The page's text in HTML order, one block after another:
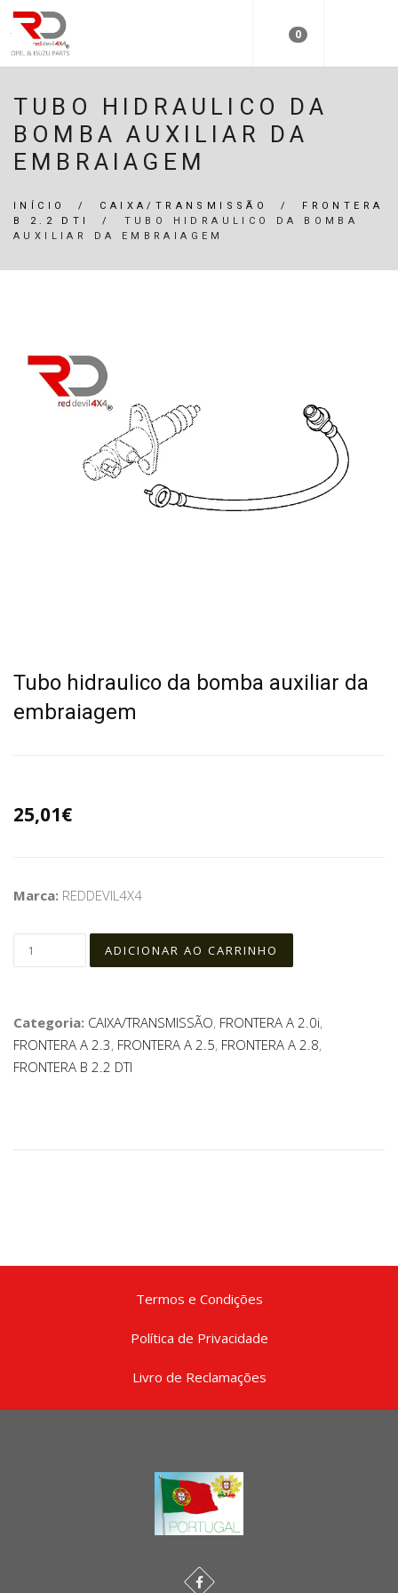
0
TUBO HIDRAULICO DA
BOMBA AUXILIAR DA
EMBRAIAGEM
INÍCIO / CAIXA/TRANSMISSÃO / FRONTERA
B 2.2 DTI
/ TUBO HIDRAULICO DA BOMBA
AUXILIAR DA EMBRAIAGEM
Tubo hidraulico da bomba auxiliar da
embraiagem
25,01€
Marca: REDDEVIL4X4
Categoria: CAIXA/TRANSMISSÃO, FRONTERA A 2.0i,
FRONTERA A 2.3, FRONTERA A 2.5, FRONTERA A 2.8,
FRONTERA B 2.2 DTI
Termos e Condições
Política de Privacidade
Livro de Reclamações